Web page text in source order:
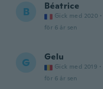
B Béatrice
Gick med 2020 ·
för 6 år sen
G Gelu
Gick med 2019 ·
för 6 år sen